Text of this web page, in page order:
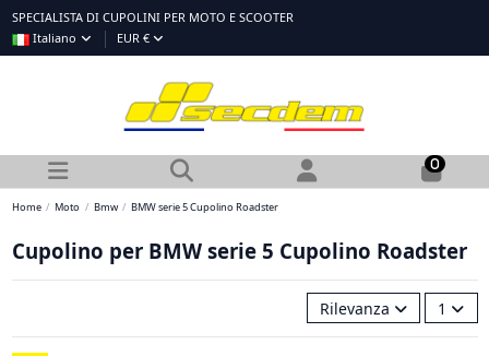
SPECIALISTA DI CUPOLINI PER MOTO E SCOOTER
Italiano
EUR €
0
Home Moto Bmw BMW serie 5 Cupolino Roadster
Cupolino per BMW serie 5 Cupolino Roadster
Rilevanza 1